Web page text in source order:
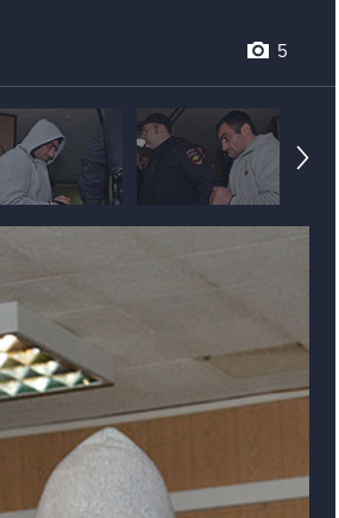
5